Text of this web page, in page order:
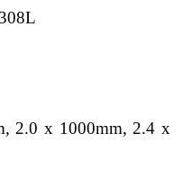
2.0 x 1000mm, 2.4 x